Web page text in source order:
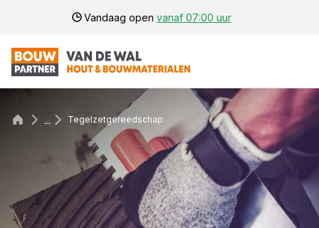
Vandaag open vanaf 07:00 uur
... Tegelzetgereedschap